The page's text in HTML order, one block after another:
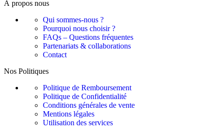
À propos nous
Qui sommes-nous ?
Pourquoi nous choisir ?
FAQs – Questions fréquentes
Partenariats & collaborations
Contact
Nos Politiques
Politique de Remboursement
Politique de Confidentialité
Conditions générales de vente
Mentions légales
Utilisation des services